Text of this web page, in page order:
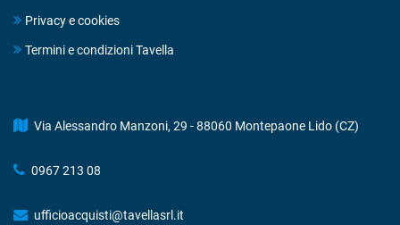
Privacy e cookies
Termini e condizioni Tavella
Via Alessandro Manzoni, 29 - 88060 Montepaone Lido (CZ)
0967 213 08
ufficioacquisti@tavellasrl.it